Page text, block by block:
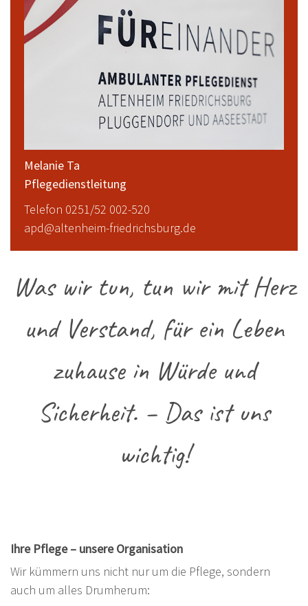
Melanie Ta
Pflegedienstleitung
Telefon 0251/52 002-520
apd@altenheim-friedrichsburg.de
Was wir tun, tun wir mit Herz
und Verstand, für ein Leben
zuhause in Würde und
Sicherheit. – Das ist uns
wichtig!
Ihre Pflege – unsere Organisation
Wir kümmern uns nicht nur um die Pflege, sondern
auch um alles Drumherum: